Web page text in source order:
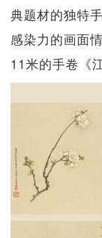
典题材的独特
感染力的画面
11米的手卷《